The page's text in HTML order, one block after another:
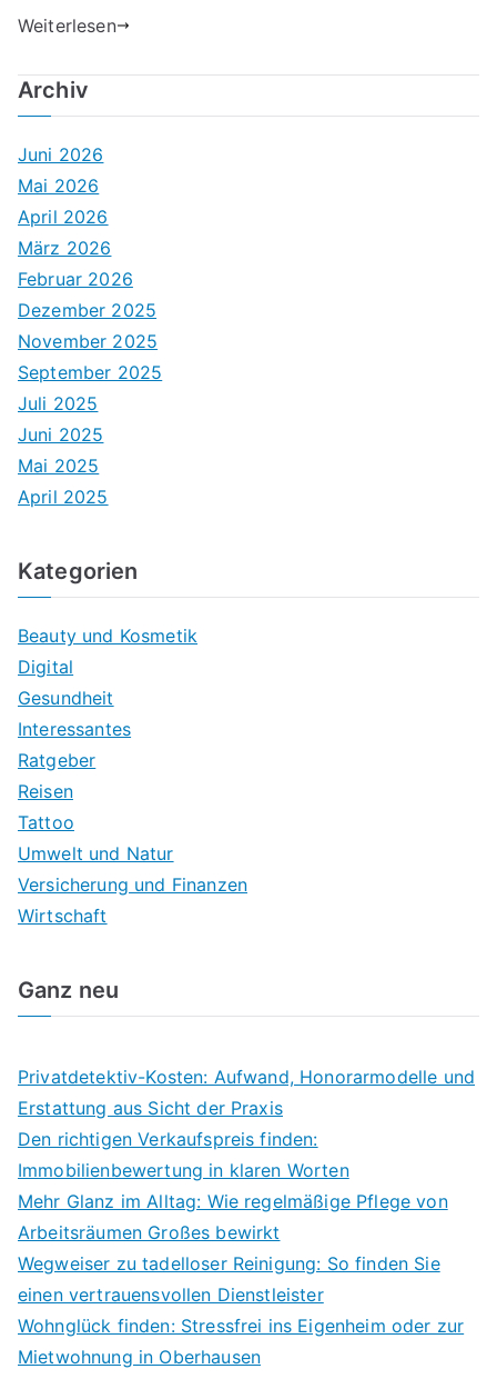
Weiterlesen
Archiv
Juni 2026
Mai 2026
April 2026
März 2026
Februar 2026
Dezember 2025
November 2025
September 2025
Juli 2025
Juni 2025
Mai 2025
April 2025
Kategorien
Beauty und Kosmetik
Digital
Gesundheit
Interessantes
Ratgeber
Reisen
Tattoo
Umwelt und Natur
Versicherung und Finanzen
Wirtschaft
Ganz neu
Privatdetektiv-Kosten: Aufwand, Honorarmodelle und
Erstattung aus Sicht der Praxis
Den richtigen Verkaufspreis finden:
Immobilienbewertung in klaren Worten
Mehr Glanz im Alltag: Wie regelmäßige Pflege von
Arbeitsräumen Großes bewirkt
Wegweiser zu tadelloser Reinigung: So finden Sie
einen vertrauensvollen Dienstleister
Wohnglück finden: Stressfrei ins Eigenheim oder zur
Mietwohnung in Oberhausen